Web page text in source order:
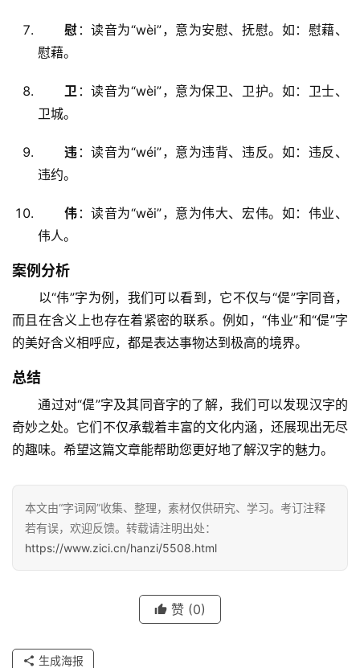
字
慰 ：读音为“wèi”，意为安慰、抚慰。如：慰藉、
慰藉。
卫 ：读音为“wèi”，意为保卫、卫护。如：卫士、
卫城。
违 ：读音为“wéi”，意为违背、违反。如：违反、
违约。
伟 ：读音为“wěi”，意为伟大、宏伟。如：伟业、
伟人。
案例分析
以“伟”字为例，我们可以看到，它不仅与“偍”字同音，
而且在含义上也存在着紧密的联系。例如，“伟业”和“偍”字
的美好含义相呼应，都是表达事物达到极高的境界。
总结
通过对“偍”字及其同音字的了解，我们可以发现汉字的
奇妙之处。它们不仅承载着丰富的文化内涵，还展现出无尽
的趣味。希望这篇文章能帮助您更好地了解汉字的魅力。
本文由“字词网”收集、整理，素材仅供研究、学习。考订注释
若有误，欢迎反馈。转载请注明出处：
https://www.zici.cn/hanzi/5508.html
赞 (0)
生成海报